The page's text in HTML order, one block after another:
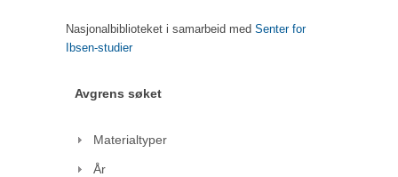
Nasjonalbiblioteket i samarbeid med Senter for
Ibsen-studier
Avgrens søket
Materialtyper
År